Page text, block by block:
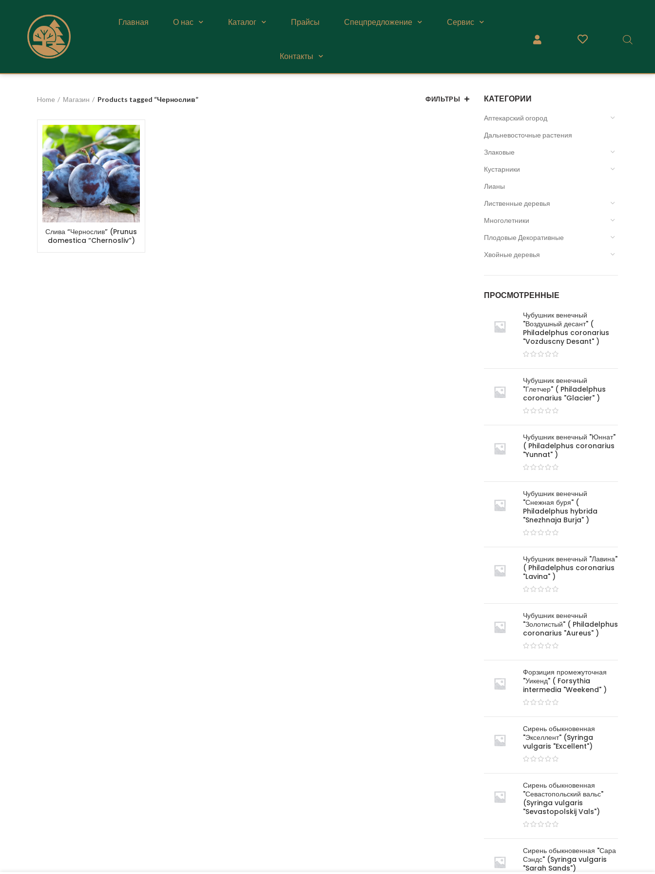
Главная О нас Каталог Прайсы Спецпредложение Сервис
Контакты
КАТЕГОРИИ
Аптекарский огород
Дальневосточные растения
Злаковые
Кустарники
Лианы
Лиственные деревья
Многолетники
Плодовые Декоративные
Хвойные деревья
ПРОСМОТРЕННЫЕ
Чубушник венечный
"Воздушный десант" (
Philadelphus coronarius
"Vozduscny Desant" )
Чубушник венечный
"Глетчер" ( Philadelphus
coronarius "Glacier" )
Чубушник венечный "Юннат"
( Philadelphus coronarius
"Yunnat" )
Чубушник венечный
"Снежная буря" (
Philadelphus hybrida
"Snezhnaja Burja" )
Чубушник венечный "Лавина"
( Philadelphus coronarius
"Lavina" )
Чубушник венечный
"Золотистый" ( Philadelphus
coronarius "Aureus" )
Форзиция промежуточная
"Уикенд" ( Forsythia
intermedia "Weekend" )
Сирень обыкновенная
"Экселлент" (Syringa
vulgaris "Excellent")
Сирень обыкновенная
"Севастопольский вальс"
(Syringa vulgaris
"Sevastopolskij Vals")
Сирень обыкновенная "Сара
Сэндс" (Syringa vulgaris
"Sarah Sands")
Home Магазин Products tagged “Чернослив” ФИЛЬТРЫ
Слива “Чернослив” (Prunus
domestica “Chernosliv”)